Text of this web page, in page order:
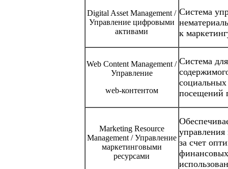
Digital Asset Management /
Управление цифровыми
активами
Система
к
Web Content Management /
Управление
web-кон­тен­том
Система
посещений
Marketing Resource
Management / Управление
маркетинговыми
ресурсами
за счет